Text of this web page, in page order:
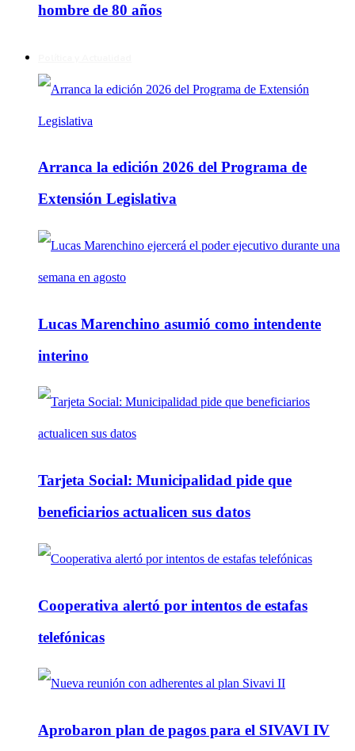
hombre de 80 años
Arranca la edición 2026 del Programa de
Extensión Legislativa
Lucas Marenchino asumió como intendente
interino
Tarjeta Social: Municipalidad pide que
beneficiarios actualicen sus datos
Cooperativa alertó por intentos de estafas
telefónicas
Aprobaron plan de pagos para el SIVAVI IV